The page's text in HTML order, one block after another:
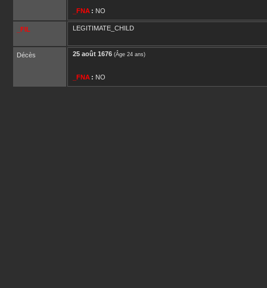
_FNA : NO
_FIL LEGITIMATE_CHILD
Décès 25 août 1676 (Âge 24 ans)
_FNA : NO